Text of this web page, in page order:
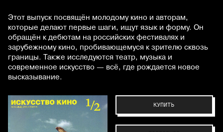
Этот выпуск посвящён молодому кино и авторам,
которые делают первые шаги, ищут язык и форму. Он
обращён к дебютам на российских фестивалях и
зарубежному кино, пробивающемуся к зрителю сквозь
границы. Также исследуются театр, музыка и
современное искусство — всё, где рождается новое
высказывание.
КУПИТЬ